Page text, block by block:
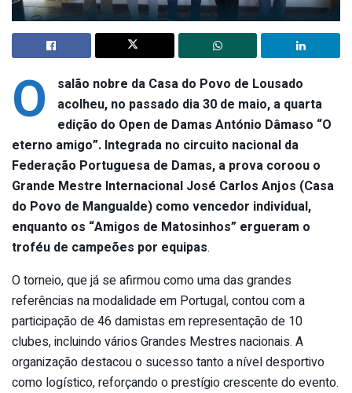
O
salão nobre da Casa do Povo de Lousado
acolheu, no passado dia 30 de maio, a quarta
edição do Open de Damas António Dâmaso “O
eterno amigo”. Integrada no circuito nacional da
Federação Portuguesa de Damas, a prova coroou o
Grande Mestre Internacional José Carlos Anjos (Casa
do Povo de Mangualde) como vencedor individual,
enquanto os “Amigos de Matosinhos” ergueram o
troféu de campeões por equipas.
O torneio, que já se afirmou como uma das grandes
referências na modalidade em Portugal, contou com a
participação de 46 damistas em representação de 10
clubes, incluindo vários Grandes Mestres nacionais. A
organização destacou o sucesso tanto a nível desportivo
como logístico, reforçando o prestígio crescente do evento.